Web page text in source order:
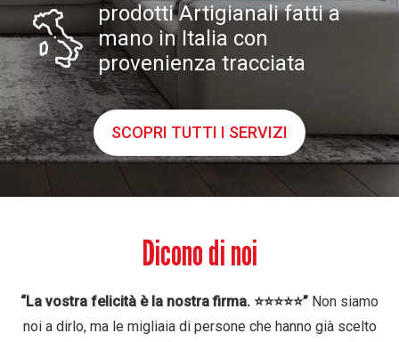
prodotti Artigianali fatti a
mano in Italia con
provenienza tracciata
SCOPRI TUTTI I SERVIZI
Dicono di noi
“La vostra felicità è la nostra firma. ⭐️⭐️⭐️⭐️⭐️” Non siamo
noi a dirlo, ma le migliaia di persone che hanno già scelto